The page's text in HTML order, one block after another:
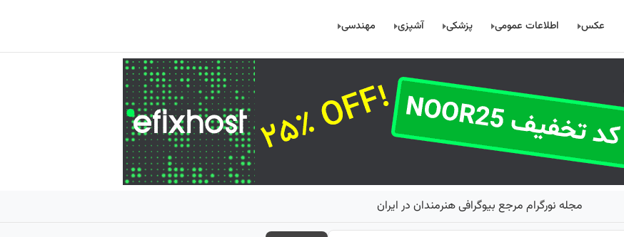
عکس اطلاعات عمومی پزشکی آشپزی مهندسی
مجله نورگرام مرجع بیوگرافی هنرمندان در ایران